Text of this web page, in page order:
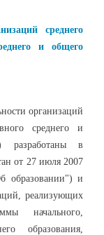
среднего
и общего
организаций
среднего и
разработаны в
от 27 июля 2007
образовании") и
реализующих
начального,
образования,